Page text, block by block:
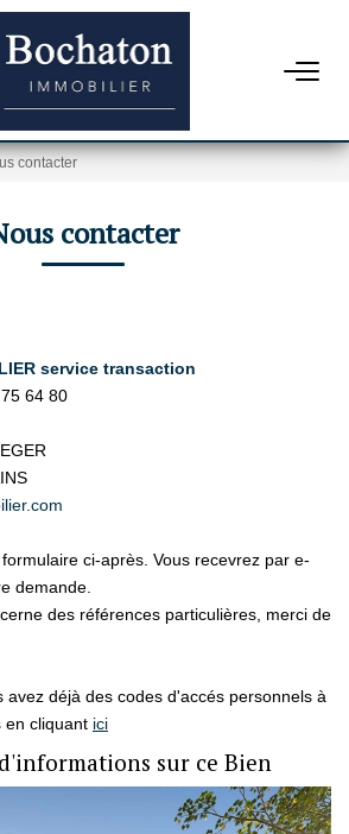
Dossier Location
LOCATIVE
Estimer Mon Bien
NOS AGENCES
contacter
contacter
service transaction
64 80
ci-après. Vous recevrez par e-
demande.
des références particulières, merci de
avez déjà des codes d'accés personnels à
en cliquant ici
sur ce Bien